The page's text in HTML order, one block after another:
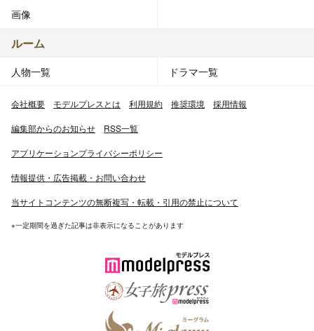
画像
ルーム
人物一覧 ドラマ一覧
会社概要 モデルプレスとは 利用規約 推奨環境 採用情報
編集部からのお知らせ RSS一覧
アプリケーションプライバシーポリシー
情報提供・広告掲載・お問い合わせ
当サイトコンテンツの無断複写・転載・引用の禁止について
※一定期間を過ぎた記事は非表示になることがあります